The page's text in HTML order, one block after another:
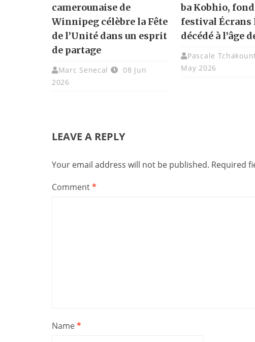
camerounaise de
Winnipeg célèbre la Fête
de l’Unité dans un esprit
de partage
Marc Senecal
08 Jun
2026
ba Kobhio,
festival Écrans
décédé à l’âge
Pascale
May 2026
LEAVE A REPLY
Your email address will not be published. Required
Comment*
Name*